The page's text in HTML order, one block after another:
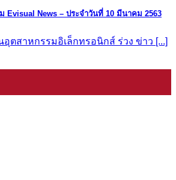
Evisual News – ประจำวันที่ 10 มีนาคม 2563
อุตสาหกรรมอิเล็กทรอนิกส์ ร่วง ข่าว [...]